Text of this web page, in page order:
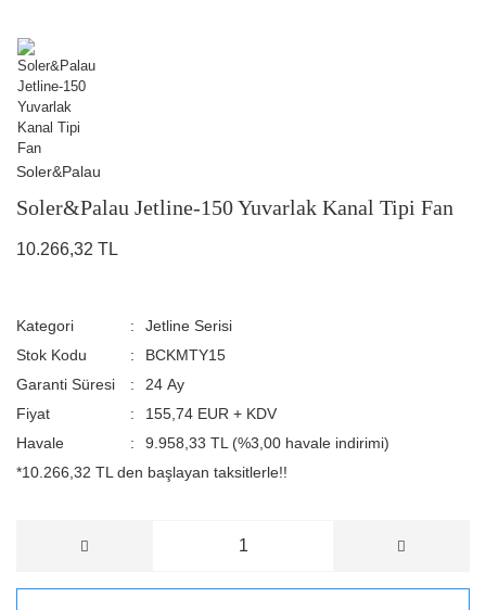
Soler&Palau
Soler&Palau Jetline-150 Yuvarlak Kanal Tipi Fan
10.266,32 TL
Kategori
Jetline Serisi
Stok Kodu
BCKMTY15
Garanti Süresi
24 Ay
Fiyat
155,74 EUR + KDV
Havale
9.958,33 TL (%3,00 havale indirimi)
*10.266,32 TL den başlayan taksitlerle!!